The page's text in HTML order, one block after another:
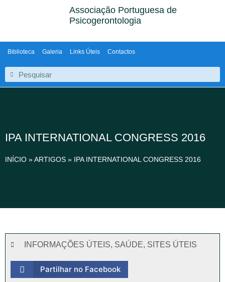
Associação Portuguesa de
Psicogerontologia
Biblioteca Galeria Links Úteis Contactos
IPA INTERNATIONAL CONGRESS 2016
INÍCIO »ARTIGOS » IPA INTERNATIONAL CONGRESS 2016
INFORMAÇÕES ÚTEIS, SAÚDE, SITES ÚTEIS
Partilhar no Facebook